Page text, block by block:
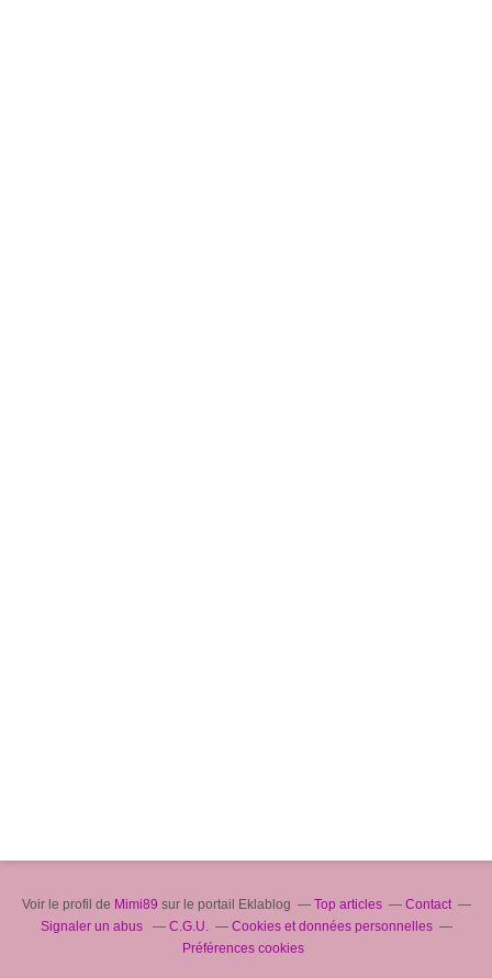
Voir le profil de Mimi89 sur le portail Eklablog Top articles
Contact
Signaler un abus
C.G.U.
Cookies et données personnelles
Préférences cookies